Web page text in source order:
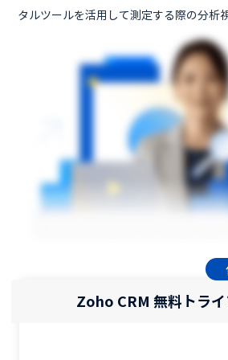
タルツールを活用して測定する際の分析
Zoho CRM 無料トラ